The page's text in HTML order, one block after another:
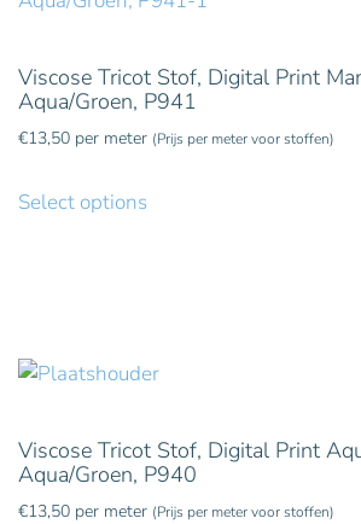
Viscose Tricot Stof, Digital Print
Aqua/Groen, P941
€13,50 per meter (Prijs per meter voor stoffen)
Select options
Viscose Tricot Stof, Digital Print
Aqua/Groen, P940
€13,50 per meter (Prijs per meter voor stoffen)